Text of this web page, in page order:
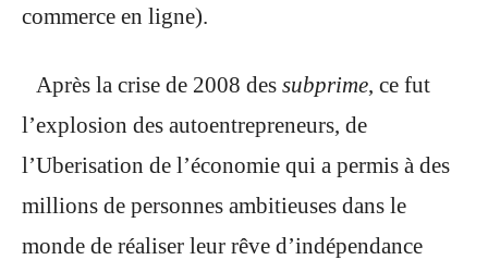
commerce en ligne).
Après la crise de 2008 des subprime, ce fut
l’explosion des autoentrepreneurs, de
l’Uberisation de l’économie qui a permis à des
millions de personnes ambitieuses dans le
monde de réaliser leur rêve d’indépendance